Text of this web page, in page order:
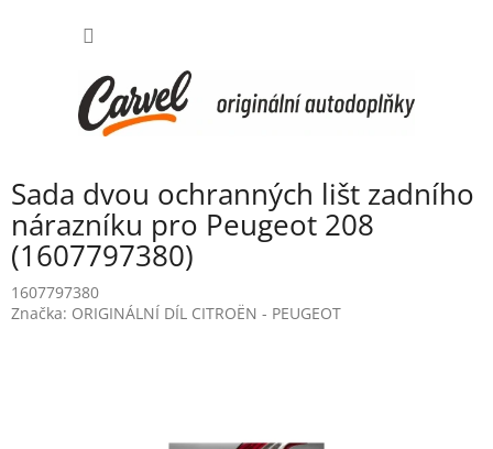
Sada dvou ochranných lišt zadního
nárazníku pro Peugeot 208
(1607797380)
1607797380
Značka: ORIGINÁLNÍ DÍL CITROËN - PEUGEOT